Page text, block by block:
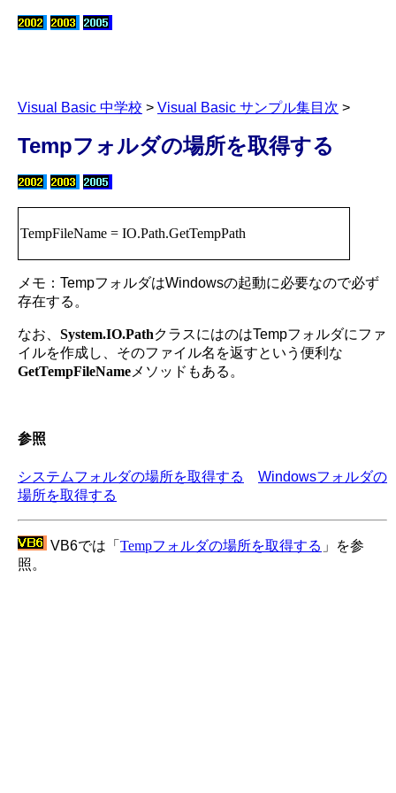
Visual Basic 中学校 > Visual Basic サンプル集目次 >
Tempフォルダの場所を取得する
TempFileName = IO.Path.GetTempPath
メモ：TempフォルダはWindowsの起動に必要なので必ず
存在する。
なお、 System.IO.PathクラスにはのはTempフォルダにファ
イルを作成し、そのファイル名を返すという便利な
GetTempFileName メソッドもある。
参照
システムフォルダの場所を取得する
Windowsフォルダの
場所を取得する
VB6では「 Tempフォルダの場所を取得する 」を参
照。